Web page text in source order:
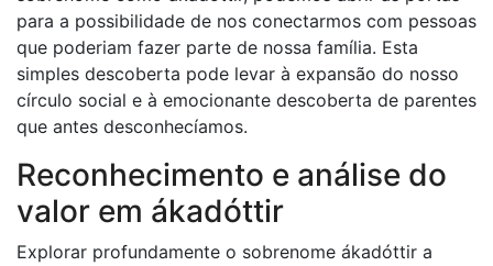
para a possibilidade de nos conectarmos com pessoas
que poderiam fazer parte de nossa família. Esta
simples descoberta pode levar à expansão do nosso
círculo social e à emocionante descoberta de parentes
que antes desconhecíamos.
Reconhecimento e análise do
valor em ákadóttir
Explorar profundamente o sobrenome ákadóttir a